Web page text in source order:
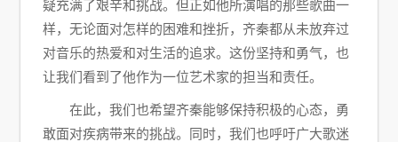
疑充满了艰辛和挑战。但正如他所演唱的那些歌曲一
样，无论面对怎样的困难和挫折，齐秦都从未放弃过
对音乐的热爱和对生活的追求。这份坚持和勇气，也
让我们看到了他作为一位艺术家的担当和责任。
在此，我们也希望齐秦能够保持积极的心态，勇
敢面对疾病带来的挑战。同时，我们也呼吁广大歌迷